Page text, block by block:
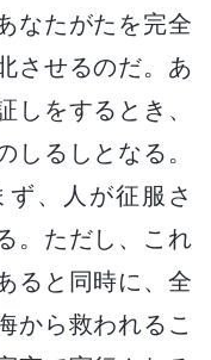
なたがたを完全
させるのだ。あ
しをするとき、
しるしとなる。
、人が征服さ
。ただし、これ
ると同時に、全
から救われるこ